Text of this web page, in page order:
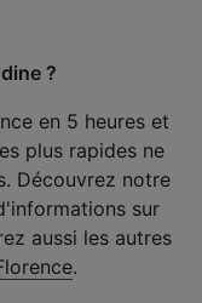
?
en 5 heures et
plus rapides ne
Découvrez notre
sur
aussi les autres
.